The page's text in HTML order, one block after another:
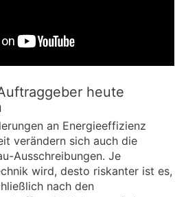
heute
an Energieeffizienz
verändern sich auch die
Ausschreibungen. Je
wird, desto riskanter ist es,
nach den